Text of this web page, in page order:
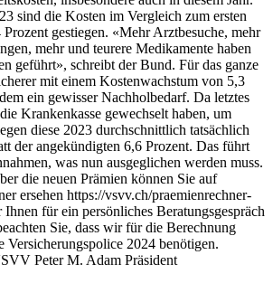
sind die Kosten im Vergleich zum ersten
gestiegen. «Mehr Arztbesuche, mehr
mehr und teurere Medikamente haben
geführt», schreibt der Bund. Für das ganze
mit einem Kostenwachstum von 5,3
ein gewisser Nachholbedarf. Da letztes
Krankenkasse gewechselt haben, um
diese 2023 durchschnittlich tatsächlich
der angekündigten 6,6 Prozent. Das führt
was nun ausgeglichen werden muss.
die neuen Prämien können Sie auf
ersehen https://vsvv.ch/praemienrechner-
für ein persönliches Beratungsgespräch
Sie, dass wir für die Berechnung
Versicherungspolice 2024 benötigen.
Peter M. Adam Präsident